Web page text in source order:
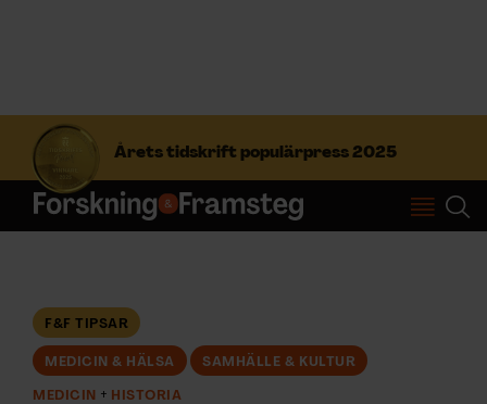
Årets tidskrift populärpress 2025
S
f
t
Prenumerera
NYHETSBREV
F&F TIPSAR
MEDICIN & HÄLSA SAMHÄLLE & KULTUR
MEDICIN HISTORIA